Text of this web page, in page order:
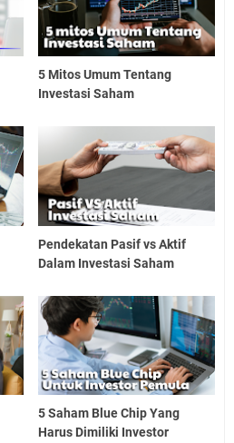
5 Mitos Umum Tentang
Investasi Saham
Pendekatan Pasif vs Aktif
Dalam Investasi Saham
5 Saham Blue Chip Yang
Harus Dimiliki Investor